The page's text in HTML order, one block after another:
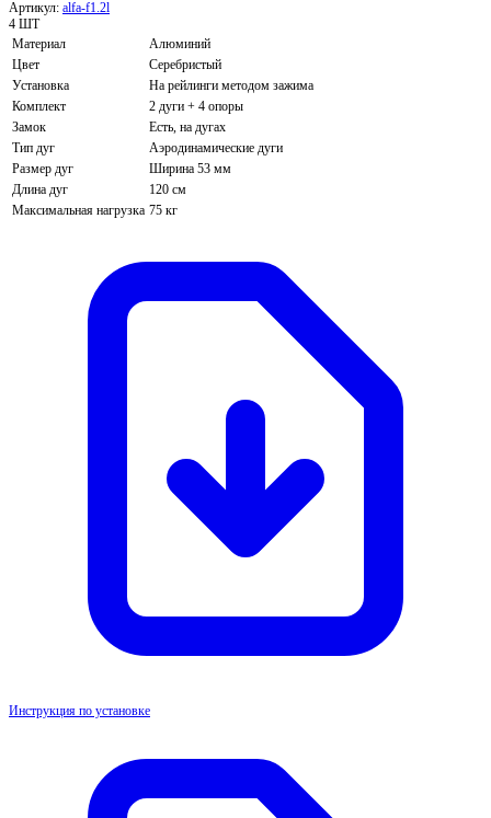
Артикул: alfa-f1.2l
4 ШТ
Материал
Алюминий
Цвет
Серебристый
Установка
На рейлинги методом зажима
Комплект
2 дуги + 4 опоры
Замок
Есть, на дугах
Тип дуг
Аэродинамические дуги
Размер дуг
Ширина 53 мм
Длина дуг
120 см
Максимальная нагрузка 75 кг
Инструкция по установке